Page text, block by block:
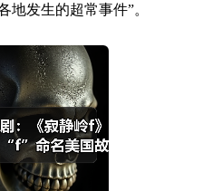
地发生的超常事件”。